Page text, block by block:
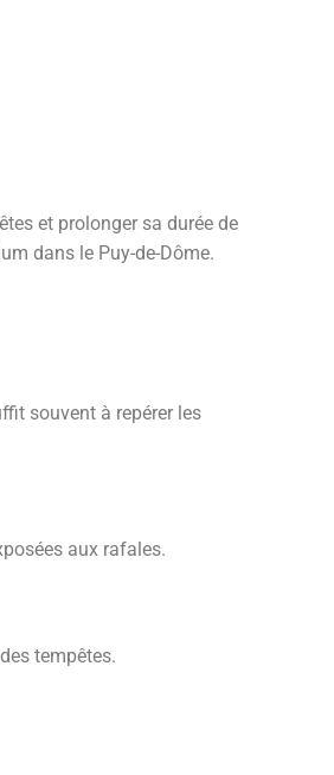
et prolonger sa durée de
dans le Puy-de-Dôme.
souvent à repérer les
aux rafales.
tempêtes.